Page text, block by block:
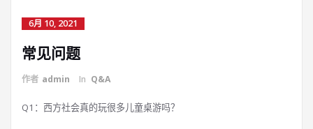
6月 10, 2021
常见问题
作者 admin In Q&A
Q1：西方社会真的玩很多儿童桌游吗？